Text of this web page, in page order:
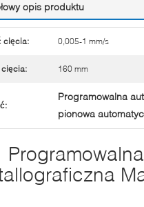
opis produktu
cięcia: 0,005-1 mm/s
160 mm
Programowalna
pionowa